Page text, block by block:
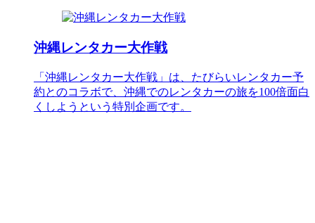
沖縄レンタカー大作戦
「沖縄レンタカー大作戦」は、たびらいレンタカー予
約とのコラボで、沖縄でのレンタカーの旅を100倍面白
くしようという特別企画です。